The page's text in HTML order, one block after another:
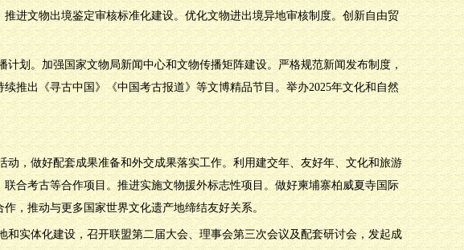
进文物出境鉴定审核标准化建设。优化文物进出境异地审核制度。创新自由贸
划。加强国家文物局新闻中心和文物传播矩阵建设。严格规范新闻发布制度，
推出《寻古中国》《中国考古报道》等文博精品节目。举办2025年文化和自然
，做好配套成果准备和外交成果落实工作。利用建交年、友好年、文化和旅游
合考古等合作项目。推进实施文物援外标志性项目。做好柬埔寨柏威夏寺国际
，推动与更多国家世界文化遗产地缔结友好关系。
实体化建设，召开联盟第二届大会、理事会第三次会议及配套研讨会，发起成